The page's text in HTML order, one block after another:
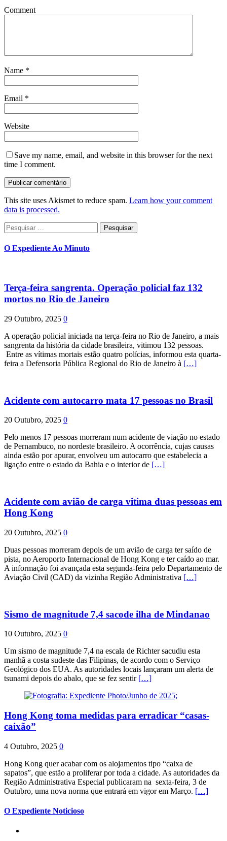
Comment
Name *
Email *
Website
Save my name, email, and website in this browser for the next
time I comment.
This site uses Akismet to reduce spam. Learn how your comment
data is processed.
Pesquisar
por:
O Expediente Ao Minuto
Terça-feira sangrenta. Operação policial faz 132
mortos no Rio de Janeiro
29 Outubro, 2025 0
A operação policial iniciada na terça-feira no Rio de Janeiro, a mais
sangrenta da história da cidade brasileira, vitimou 132 pessoas.
Entre as vítimas mortais estão quatro polícias, informou esta quarta-
feira a Defensoria Pública Regional do Rio de Janeiro à […]
Acidente com autocarro mata 17 pessoas no Brasil
20 Outubro, 2025 0
Pelo menos 17 pessoas morreram num acidente de viação no estado
de Pernambuco, no nordeste brasileiro. A ocorrência, cujas causas
ainda estão por apurar, envolveu um autocarro que estabelecia a
ligação entre o estado da Bahia e o interior de […]
Acidente com avião de carga vitima duas pessoas em
Hong Kong
20 Outubro, 2025 0
Duas pessoas morreram depois de um avião de carga ter saído de
pista, no Aeroporto Internacional de Hong Kong e ter caído ao mar.
A informação foi avançada esta segunda-feira pelo Departamento de
Aviação Civil (CAD) da vizinha Região Administrativa […]
Sismo de magnitude 7,4 sacode ilha de Mindanao
10 Outubro, 2025 0
Um sismo de magnitude 7,4 na escala de Richter sacudiu esta
manhã a costa sudeste das Filipinas, de acordo com o Serviço
Geológico dos EUA. As autoridades locais lançaram um alerta de
tsunami depois do abalo, que se fez sentir […]
Hong Kong toma medidas para erradicar “casas-
caixão”
4 Outubro, 2025 0
Hong Kong quer acabar com os alojamentos tipo “caixa de
sapatos”, que estão a proliferar por toda a cidade. As autoridades da
Região Administrativa Especial publicaram na sexta-feira, 3 de
Outubro, uma nova norma que entrará em vigor em Março. […]
O Expediente Noticioso